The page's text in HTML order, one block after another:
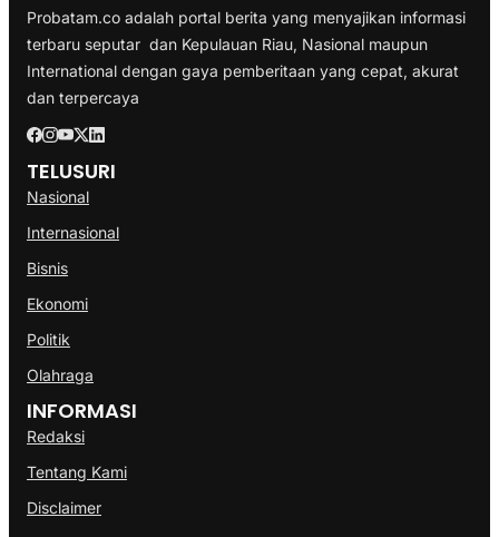
Probatam.co adalah portal berita yang menyajikan informasi
terbaru seputar dan Kepulauan Riau, Nasional maupun
International dengan gaya pemberitaan yang cepat, akurat
dan terpercaya
TELUSURI
Nasional
Internasional
Bisnis
Ekonomi
Politik
Olahraga
INFORMASI
Redaksi
Tentang Kami
Disclaimer